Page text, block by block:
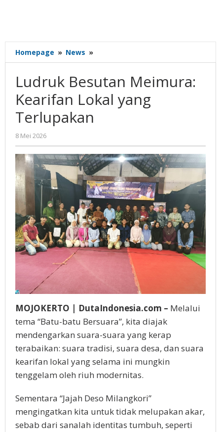
Homepage » News »
Besutan
Kearifan
Lokal
yang
Ludruk Besutan Meimura:
Kearifan Lokal yang
Terlupakan
8 Mei 2026
Gatot
Susanto
MOJOKERTO | DutaIndonesia.com – Melalui
tema “Batu-batu Bersuara”, kita diajak
mendengarkan suara-suara yang kerap
terabaikan: suara tradisi, suara desa, dan suara
kearifan lokal yang selama ini mungkin
tenggelam oleh riuh modernitas.
Sementara “Jajah Deso Milangkori”
mengingatkan kita untuk tidak melupakan akar,
sebab dari sanalah identitas tumbuh, seperti